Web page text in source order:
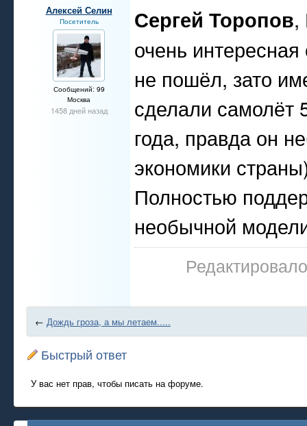
Алексей Селин
Посетитель
Сообщений: 99
Москва
1458 дней назад
Сергей Торопов,
очень
не пошёл, зато
сделали самолёт
года, правда он
экономики
Полностью
необычной
← Дождь гроза, а мы летаем.....
Быстрый ответ
У вас нет прав, чтобы писать на форуме.